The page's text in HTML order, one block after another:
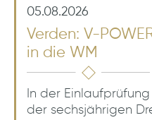
05.08.2026
Verden: V-
in die WM
In der
der sechsjährigen